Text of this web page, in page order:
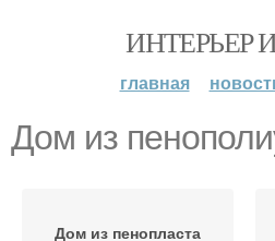
ИНТЕРЬЕР
главная
Дом из
Дом из пенопласта